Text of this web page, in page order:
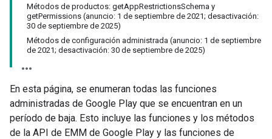
Métodos de productos: getAppRestrictionsSchema y
getPermissions (anuncio: 1 de septiembre de 2021; desactivación:
30 de septiembre de 2025)
Métodos de configuración administrada (anuncio: 1 de septiembre
de 2021; desactivación: 30 de septiembre de 2025)
En esta página, se enumeran todas las funciones
administradas de Google Play que se encuentran en un
período de baja. Esto incluye las funciones y los métodos
de la API de EMM de Google Play y las funciones de